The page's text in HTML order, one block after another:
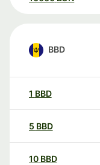
BBD
1 BBD
5 BBD
10 BBD